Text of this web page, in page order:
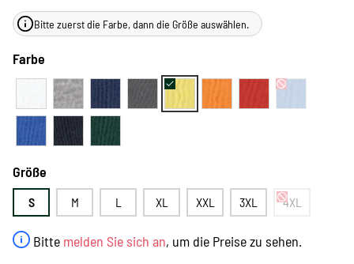
Bitte melden Sie sich an, um die Preise zu sehen.
Bitte zuerst die Farbe, dann die Größe auswählen.
Farbe
Größe
S M L XL XXL 3XL 4XL